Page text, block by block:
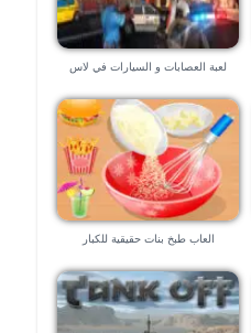
لعبة العصابات و السيارات في لاس
العاب طبخ بنات حقيقية للكبار